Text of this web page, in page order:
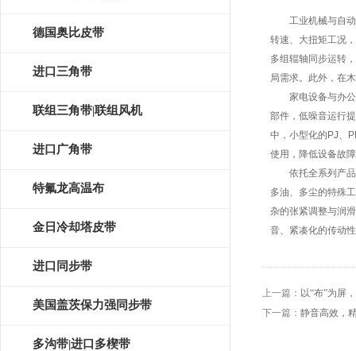
德国奥比皮带
OPTIBELT
进口三角带
联组三角带|联组风机
皮带
进口广角带
特氟龙高温布
金日冷却塔皮带
进口同步带
美国盖茨保力强同步带
多沟带|进口多楔带
工业机械与自动
转速、大扭矩工况
多组辊轴同步运转
局需求。此外，在
家电设备与办公
部件，低噪音运行
中，小型化的PJ、
使用，降低设备故
依托全系列产品
多油、多尘的特殊
杂的张紧调整与润
音、紧凑化的传动
上一篇： 以“布”为屏
下一篇： 静音高效，